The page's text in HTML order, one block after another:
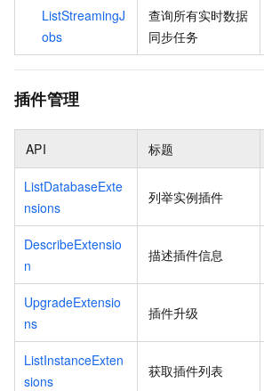
ListStreamingJ
obs
查询所有实时数据
同步任务
插件管理
API 标题
ListDatabaseExte
nsions
列举实例插件
DescribeExtensio
n
描述插件信息
UpgradeExtensio
ns
插件升级
ListInstanceExten
sions
获取插件列表